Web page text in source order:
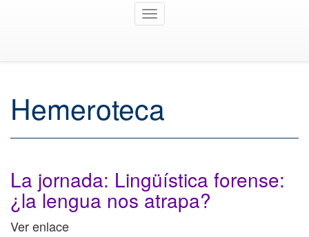
Toggle
Hemeroteca
La jornada: Lingüística forense:
¿la lengua nos atrapa?
Ver enlace